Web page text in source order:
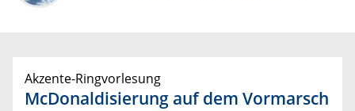
Akzente-Ringvorlesung
McDonaldisierung auf dem Vormarsch